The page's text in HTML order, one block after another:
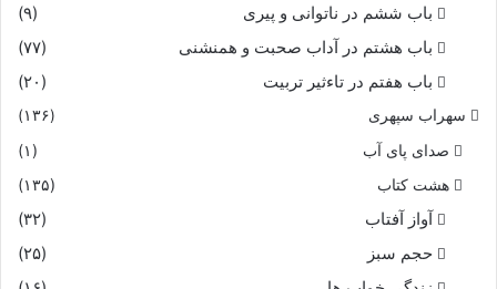
باب ششم در ناتوانى و پیرى
(۹)
باب هشتم در آداب صحبت و همنشنى
(۷۷)
باب هفتم در تاءثیر تربیت
(۲۰)
سهراب سپهری (۱۳۶)
صدای پای آب
(۱)
هشت کتاب
(۱۳۵)
آواز آفتاب
(۳۲)
حجم سبز
(۲۵)